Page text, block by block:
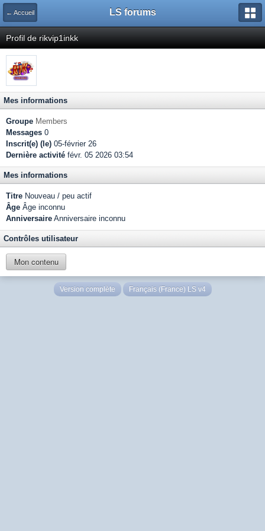
← Accueil LS forums
Profil de rikvip1inkk
Mes informations
Groupe Members
Messages 0
Inscrit(e) (le) 05-février 26
Dernière activité févr. 05 2026 03:54
Mes informations
Titre Nouveau / peu actif
Âge Âge inconnu
Anniversaire Anniversaire inconnu
Contrôles utilisateur
Mon contenu
Version complète Français (France) LS v4